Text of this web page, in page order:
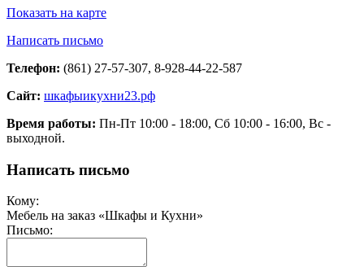
Показать на карте
Написать письмо
Телефон: (861) 27-57-307, 8-928-44-22-587
Сайт: шкафыикухни23.рф
Время работы: Пн-Пт 10:00 - 18:00, Сб 10:00 - 16:00, Вс -
выходной.
Написать письмо
Кому:
Мебель на заказ «Шкафы и Кухни»
Письмо: